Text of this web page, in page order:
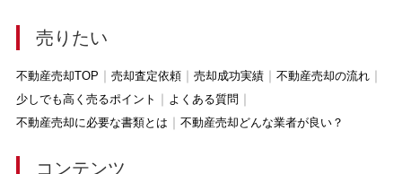
売りたい
不動産売却TOP 売却査定依頼 売却成功実績
不動産売却の流れ
少しでも高く売るポイント
よくある質問
不動産売却に必要な書類とは
不動産売却どんな業者が良い？
コンテンツ